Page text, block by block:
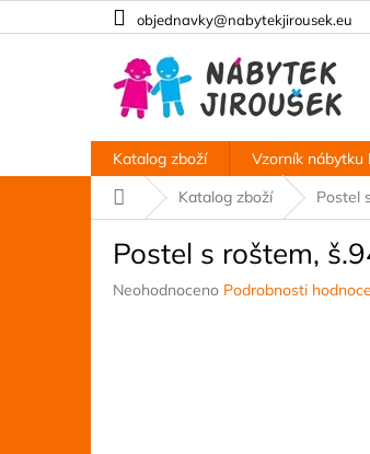
na
objednavky@nabytekjirousek.eu
Katalog zboží Vzorník nábytku
Domů
Katalog zboží Postel
Postel s roštem,
Průměrné
Neohodnoceno Podrobnosti